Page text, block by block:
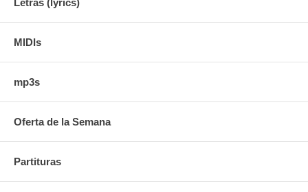
MIDIs
mp3s
Oferta de la Semana
Partituras